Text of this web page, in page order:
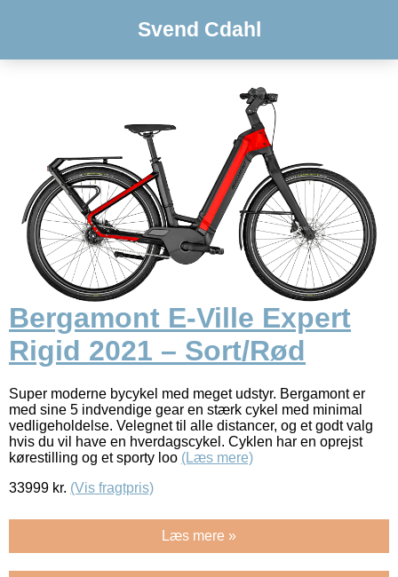
Svend Cdahl
Bergamont E-Ville Expert
Rigid 2021 – Sort/Rød
Super moderne bycykel med meget udstyr. Bergamont er
med sine 5 indvendige gear en stærk cykel med minimal
vedligeholdelse. Velegnet til alle distancer, og et godt valg
hvis du vil have en hverdagscykel. Cyklen har en oprejst
kørestilling og et sporty loo (Læs mere)
33999 kr. (Vis fragtpris)
Læs mere »